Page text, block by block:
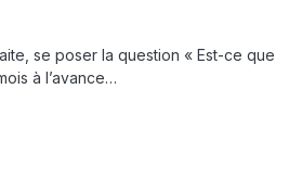
se poser la question « Est-ce que
à l’avance…